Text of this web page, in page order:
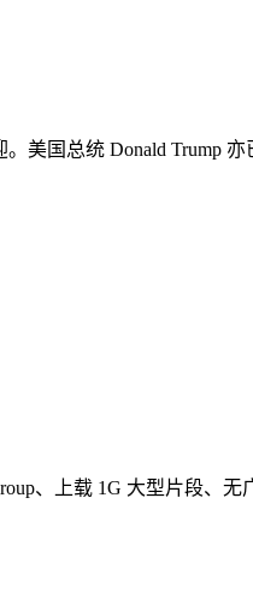
美国总统 Donald Trump 亦
、上载 1G 大型片段、